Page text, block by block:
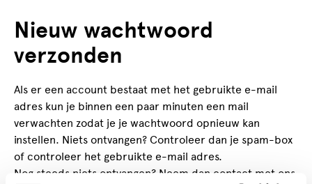
Nieuw wachtwoord
verzonden
Als er een account bestaat met het gebruikte e-mail
adres kun je binnen een paar minuten een mail
verwachten zodat je je wachtwoord opnieuw kan
instellen. Niets ontvangen? Controleer dan je spam-box
of controleer het gebruikte e-mail adres.
Nog steeds niets ontvangen? Neem dan contact met ons